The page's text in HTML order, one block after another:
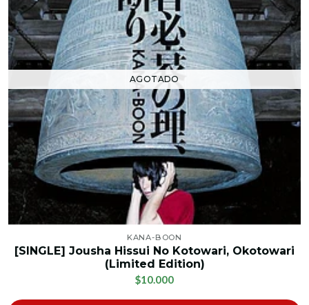
AGOTADO
KANA-BOON
[SINGLE] Jousha Hissui No Kotowari, Okotowari
(Limited Edition)
$10.000